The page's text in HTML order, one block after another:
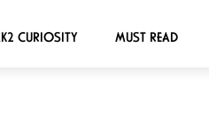
CURIOSITY MUST READ